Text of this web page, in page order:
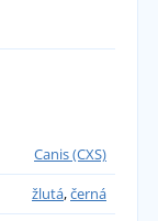
Canis (CXS)
žlutá,černá